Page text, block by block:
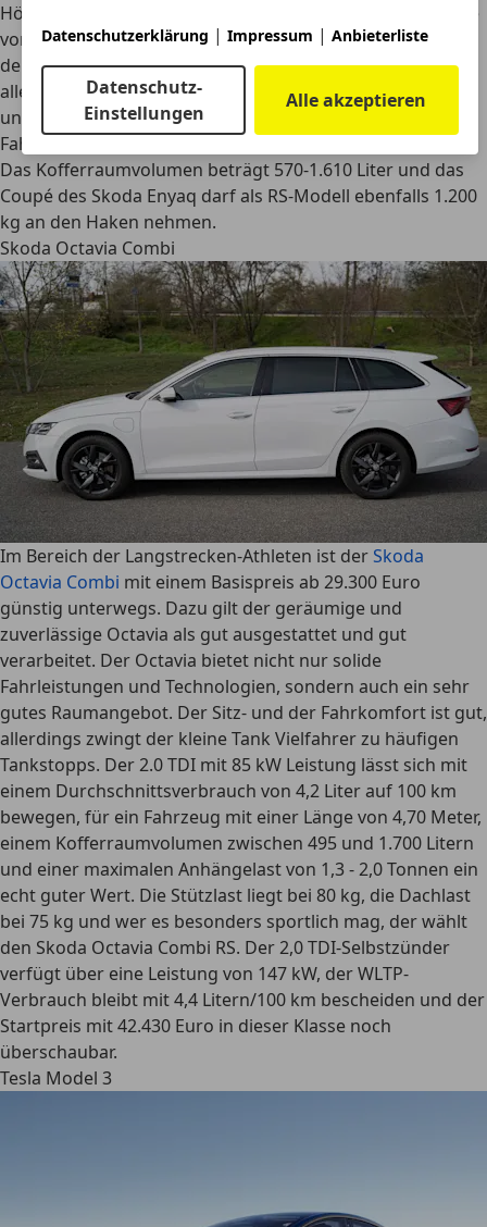
Datenschutzerklärung | Impressum | Anbieterliste
Datenschutz-
Einstellungen
Alle akzeptieren
Höchstgeschwindigkeit von 180 km/h und eine
Reichweite
von bis zu 499 Kilometern
, den kombinierten Verbrauch,
der mit 17,4 kWh/100 km angegeben ist wird man
allerdings nicht halten, wenn man häufiger schnell
unterwegs ist. Das 4,65 Meter lange und 1,60 Meter hohe
Fahrzeug verfügt über einen Radstand von 2,77 Metern.
Das Kofferraumvolumen beträgt 570-1.610 Liter und das
Coupé des Skoda Enyaq darf als RS-Modell ebenfalls 1.200
kg an den Haken nehmen.
Skoda Octavia Combi
Im Bereich der Langstrecken-Athleten ist derSkoda
Octavia Combi mit einem Basispreis ab 29.300 Euro
günstig unterwegs. Dazu gilt der geräumige und
zuverlässige Octavia als gut ausgestattet und gut
verarbeitet. Der Octavia bietet nicht nur solide
Fahrleistungen und Technologien, sondern auch ein sehr
gutes Raumangebot. Der Sitz- und der Fahrkomfort ist gut,
allerdings zwingt der kleine Tank Vielfahrer zu häufigen
Tankstopps. Der 2.0 TDI mit 85 kW Leistung lässt sich mit
einem Durchschnittsverbrauch von 4,2 Liter auf 100 km
bewegen, für ein Fahrzeug mit einer Länge von 4,70 Meter,
einem Kofferraumvolumen zwischen 495 und 1.700 Litern
und einer maximalen Anhängelast von 1,3 - 2,0 Tonnen ein
echt guter Wert. Die Stützlast liegt bei 80 kg, die Dachlast
bei 75 kg und wer es besonders sportlich mag, der wählt
den Skoda Octavia Combi RS. Der 2,0 TDI-Selbstzünder
verfügt über eine Leistung von 147 kW, der WLTP-
Verbrauch bleibt mit4,4 Litern/100 km bescheiden und der
Startpreis mit 42.430 Euro in dieser Klasse noch
überschaubar.
Tesla Model 3